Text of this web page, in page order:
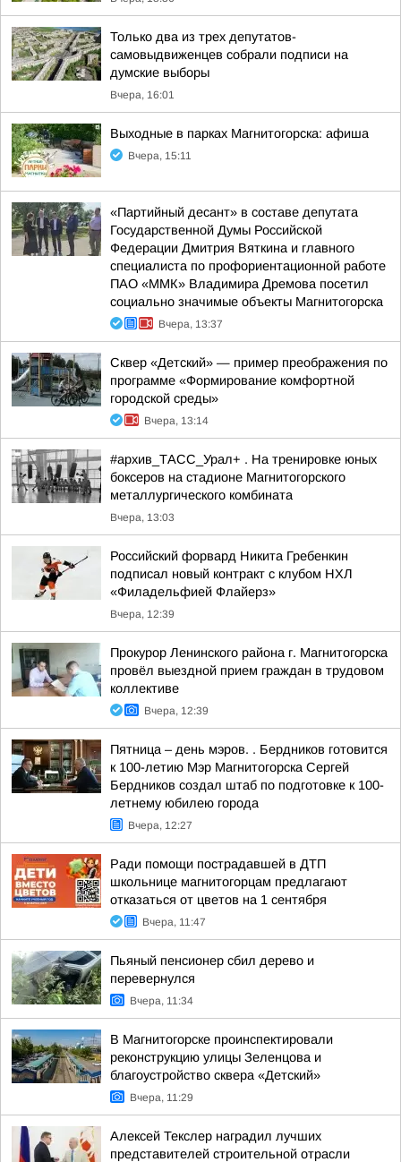
Только два из трех депутатов-
самовыдвиженцев собрали подписи на
думские выборы
Вчера, 16:01
Выходные в парках Магнитогорска: афиша
Вчера, 15:11
«Партийный десант» в составе депутата
Государственной Думы Российской
Федерации Дмитрия Вяткина и главного
специалиста по профориентационной работе
ПАО «ММК» Владимира Дремова посетил
социально значимые объекты Магнитогорска
Вчера, 13:37
Сквер «Детский» — пример преображения по
программе «Формирование комфортной
городской среды»
Вчера, 13:14
#архив_ТАСС_Урал+ . На тренировке юных
боксеров на стадионе Магнитогорского
металлургического комбината
Вчера, 13:03
Российский форвард Никита Гребенкин
подписал новый контракт с клубом НХЛ
«Филадельфией Флайерз»
Вчера, 12:39
Прокурор Ленинского района г. Магнитогорска
провёл выездной прием граждан в трудовом
коллективе
Вчера, 12:39
Пятница – день мэров. . Бердников готовится
к 100-летию Мэр Магнитогорска Сергей
Бердников создал штаб по подготовке к 100-
летнему юбилею города
Вчера, 12:27
Ради помощи пострадавшей в ДТП
школьнице магнитогорцам предлагают
отказаться от цветов на 1 сентября
Вчера, 11:47
Пьяный пенсионер сбил дерево и
перевернулся
Вчера, 11:34
В Магнитогорске проинспектировали
реконструкцию улицы Зеленцова и
благоустройство сквера «Детский»
Вчера, 11:29
Алексей Текслер наградил лучших
представителей строительной отрасли